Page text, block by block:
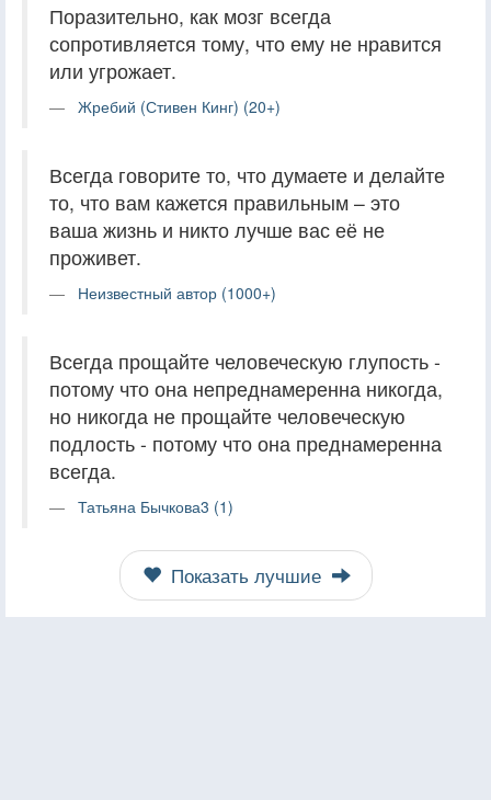
Поразительно, как мозг всегда
сопротивляется тому, что ему не нравится
или угрожает.
Жребий (Стивен Кинг) (20+)
Всегда говорите то, что думаете и делайте
то, что вам кажется правильным – это
ваша жизнь и никто лучше вас её не
проживет.
Неизвестный автор (1000+)
Всегда прощайте человеческую глупость -
потому что она непреднамеренна никогда,
но никогда не прощайте человеческую
подлость - потому что она преднамеренна
всегда.
Татьяна Бычкова3 (1)
Показать лучшие